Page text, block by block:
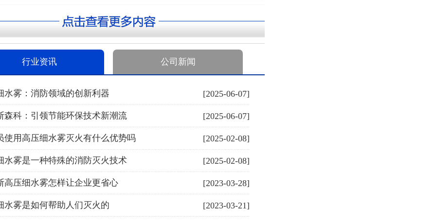
行业资讯 公司新闻
水雾：消防领域的创新利器 [2025-06-07]
森科：引领节能环保技术新潮流 [2025-06-07]
使用高压细水雾灭火有什么优势吗 [2025-02-08]
水雾是一种特殊的消防灭火技术 [2025-02-08]
高压细水雾怎样让企业更省心 [2023-03-28]
水雾是如何帮助人们灭火的 [2023-03-21]